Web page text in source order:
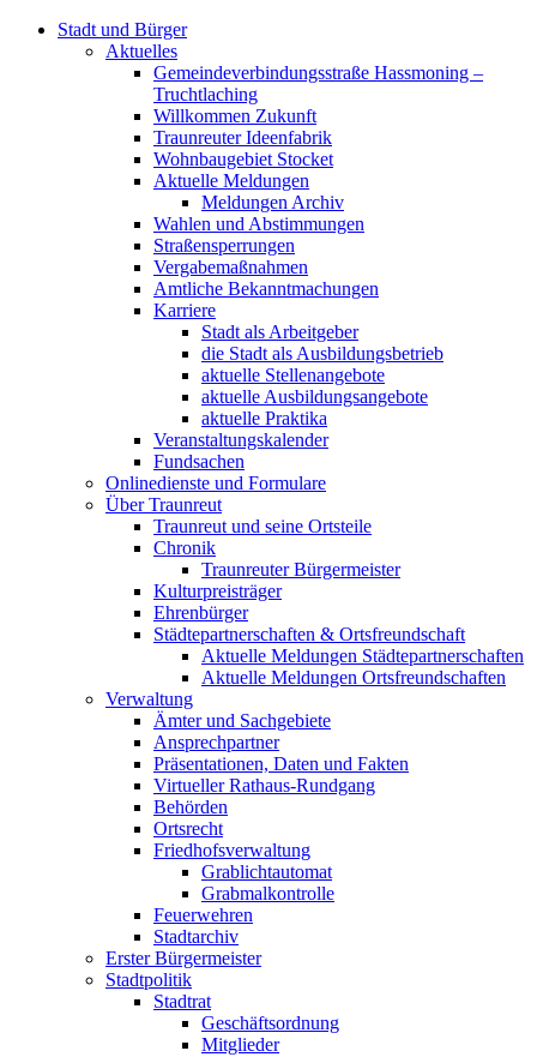
Stadt und Bürger
Aktuelles
Gemeindeverbindungsstraße Hassmoning –
Truchtlaching
Willkommen Zukunft
Traunreuter Ideenfabrik
Wohnbaugebiet Stocket
Aktuelle Meldungen
Meldungen Archiv
Wahlen und Abstimmungen
Straßensperrungen
Vergabemaßnahmen
Amtliche Bekanntmachungen
Karriere
Stadt als Arbeitgeber
die Stadt als Ausbildungsbetrieb
aktuelle Stellenangebote
aktuelle Ausbildungsangebote
aktuelle Praktika
Veranstaltungskalender
Fundsachen
Onlinedienste und Formulare
Über Traunreut
Traunreut und seine Ortsteile
Chronik
Traunreuter Bürgermeister
Kulturpreisträger
Ehrenbürger
Städtepartnerschaften & Ortsfreundschaft
Aktuelle Meldungen Städtepartnerschaften
Aktuelle Meldungen Ortsfreundschaften
Verwaltung
Ämter und Sachgebiete
Ansprechpartner
Präsentationen, Daten und Fakten
Virtueller Rathaus-Rundgang
Behörden
Ortsrecht
Friedhofsverwaltung
Grablichtautomat
Grabmalkontrolle
Feuerwehren
Stadtarchiv
Erster Bürgermeister
Stadtpolitik
Stadtrat
Geschäftsordnung
Mitglieder